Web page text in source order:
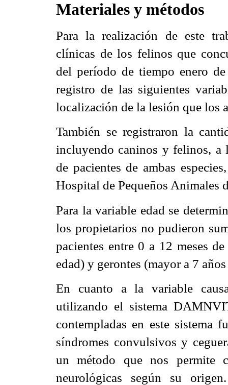
Materiales y métodos
Para la realización de este
clínicas de los felinos que
del período de tiempo enero
registro de las siguientes
localización de la lesión que los
También se registraron la
incluyendo caninos y felinos,
de pacientes de ambas
Hospital de Pequeños Animales
Para la variable edad se
los propietarios no pudieron
pacientes entre 0 a 12 meses
edad) y gerontes (mayor a 7
En cuanto a la variable
utilizando el sistema
contempladas en este sistema
síndromes convulsivos y
un método que nos permite
neurológicas según su